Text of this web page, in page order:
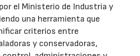
el Ministerio de Industria y
una herramienta que
criterios entre
y conservadoras,